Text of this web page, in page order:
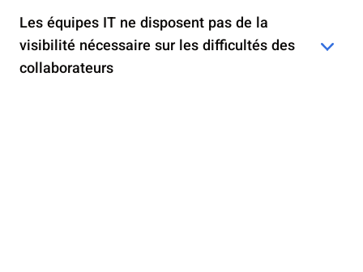
Les équipes IT ne disposent pas de la
visibilité nécessaire sur les difficultés des
collaborateurs